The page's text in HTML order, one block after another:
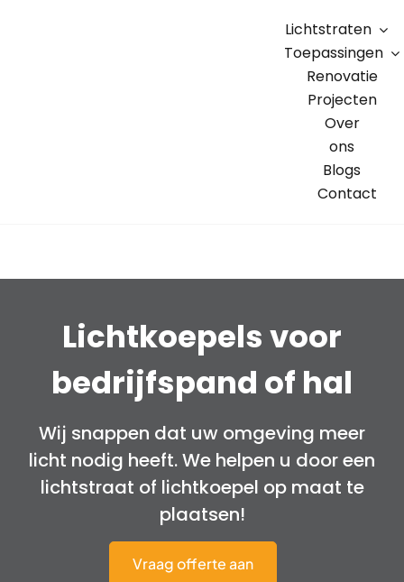
Lichtstraten
Toepassingen
Renovatie
Projecten
Over
ons
Blogs
Contact
Lichtkoepels voor
bedrijfspand of hal
Wij snappen dat uw omgeving meer
licht nodig heeft. We helpen u door een
lichtstraat of lichtkoepel op maat te
plaatsen!
Vraag offerte aan